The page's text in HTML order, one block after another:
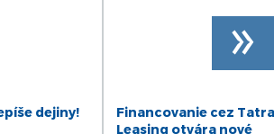
dejiny!
Financovanie cez Tatra
Leasing otvára nové
»